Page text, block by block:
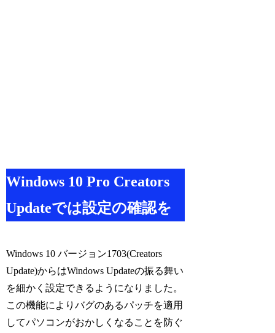
Windows 10 Pro Creators
Updateでは設定の確認を
Windows 10 バージョン1703(Creators
Update)からはWindows Updateの振る舞い
を細かく設定できるようになりました。
この機能によりバグのあるパッチを適用
してパソコンがおかしくなることを防ぐ